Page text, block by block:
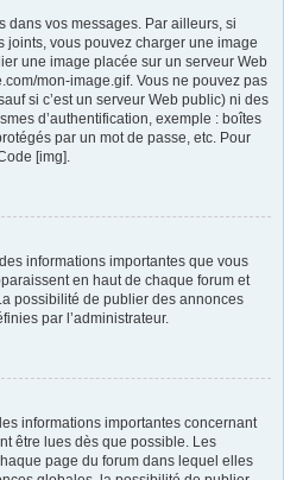
dans vos messages. Par ailleurs, si
joints, vous pouvez charger une image
une image placée sur un serveur Web
mon-image.gif. Vous ne pouvez pas
si c’est un serveur Web public) ni des
d’authentification, exemple : boîtes
par un mot de passe, etc. Pour
[img].
informations importantes que vous
en haut de chaque forum et
possibilité de publier des annonces
par l’administrateur.
informations importantes concernant
être lues dès que possible. Les
page du forum dans lequel elles